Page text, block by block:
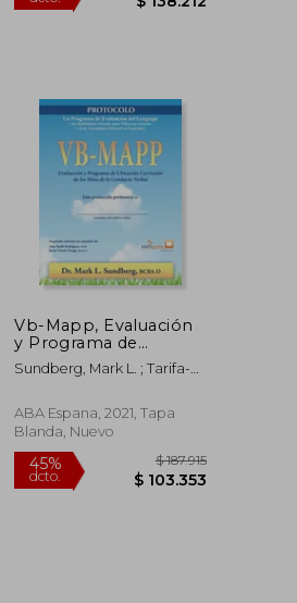
$ 200.192
$ 110.106
Vb-Mapp, Evaluación
y Programa de
Ubicación Curricular
de los Hitos de la
Protocolo
Sundberg, Mark L. ; Tarifa-
Ortega, Javier
ABA Espana, 2021, Tapa
Blanda, Nuevo